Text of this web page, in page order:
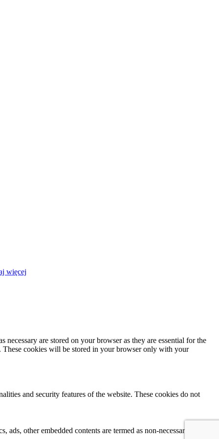
więcej
are stored on your browser as they are essential for the
These cookies will be stored in your browser only with your
and security features of the website. These cookies do not
other embedded contents are termed as non-necessary